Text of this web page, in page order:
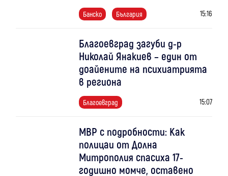
Банско България 15:16
Благоевград загуби д-р
Николай Янакиев – един от
доайените на психиатрията
в региона
Благоевград 15:07
МВР с подробности: Как
полицаи от Долна
Митрополия спасиха 17-
годишно момче, оставено